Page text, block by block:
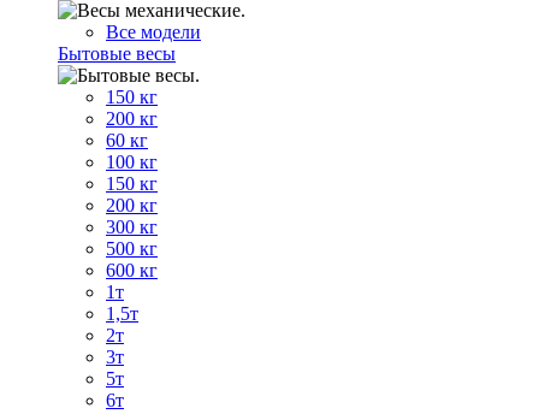
Все модели
Бытовые весы
150 кг
200 кг
60 кг
100 кг
150 кг
200 кг
300 кг
500 кг
600 кг
1т
1,5т
2т
3т
5т
6т